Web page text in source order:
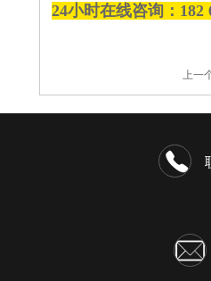
24小时在线咨询：182
上一